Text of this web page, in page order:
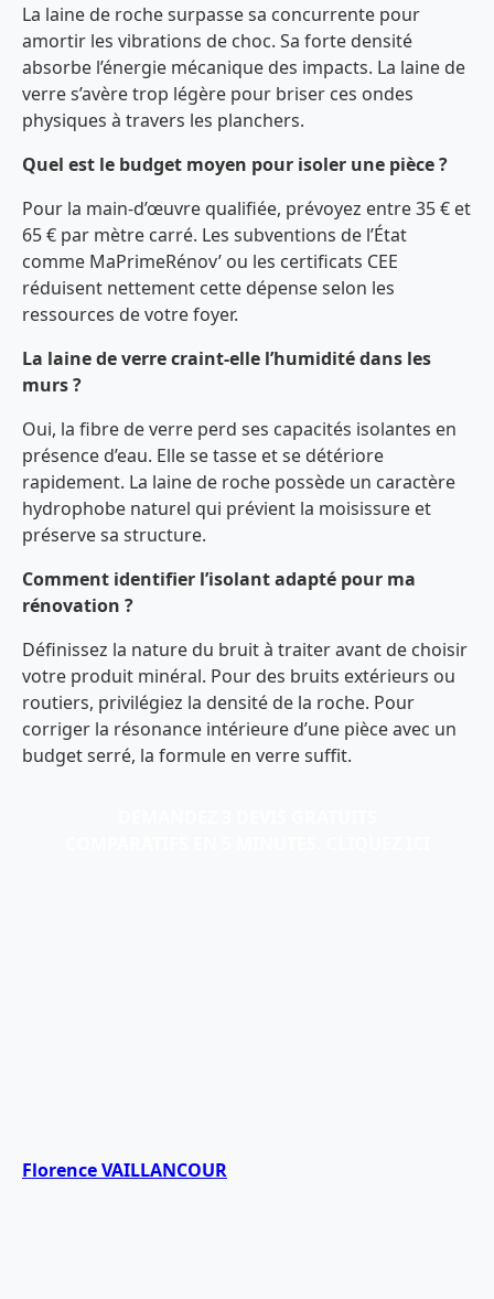
La laine de roche surpasse sa concurrente pour
amortir les vibrations de choc. Sa forte densité
absorbe l’énergie mécanique des impacts. La laine de
verre s’avère trop légère pour briser ces ondes
physiques à travers les planchers.
Quel est le budget moyen pour isoler une pièce ?
Pour la main-d’œuvre qualifiée, prévoyez entre 35 € et
65 € par mètre carré. Les subventions de l’État
comme MaPrimeRénov’ ou les certificats CEE
réduisent nettement cette dépense selon les
ressources de votre foyer.
La laine de verre craint-elle l’humidité dans les
murs ?
Oui, la fibre de verre perd ses capacités isolantes en
présence d’eau. Elle se tasse et se détériore
rapidement. La laine de roche possède un caractère
hydrophobe naturel qui prévient la moisissure et
préserve sa structure.
Comment identifier l’isolant adapté pour ma
rénovation ?
Définissez la nature du bruit à traiter avant de choisir
votre produit minéral. Pour des bruits extérieurs ou
routiers, privilégiez la densité de la roche. Pour
corriger la résonance intérieure d’une pièce avec un
budget serré, la formule en verre suffit.
Florence VAILLANCOUR